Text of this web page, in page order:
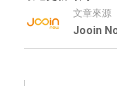
文章來源
Jooin